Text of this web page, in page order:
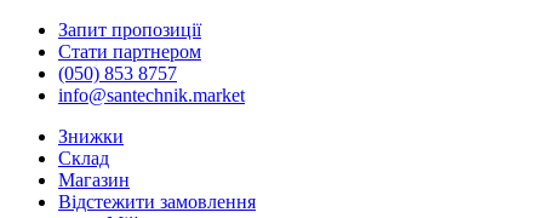
Skip
navigation
Skip
content
Запит пропозиції
Стати партнером
(050) 853 8757
info@santechnik.market
Знижки
Склад
Магазин
Відстежити замовлення